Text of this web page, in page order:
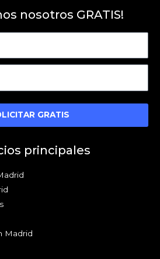
nosotros GRATIS!
GRATIS
principales
Madrid